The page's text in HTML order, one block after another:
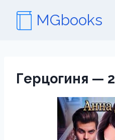
содержимому
MGbooks
Герцогиня — 2